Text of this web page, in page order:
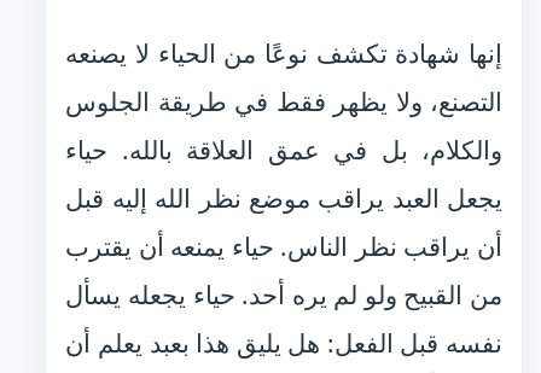
إنها شهادة تكشف نوعًا من الحياء لا يصنعه
التصنع، ولا يظهر فقط في طريقة الجلوس
والكلام، بل في عمق العلاقة بالله. حياء
يجعل العبد يراقب موضع نظر الله إليه قبل
أن يراقب نظر الناس. حياء يمنعه أن يقترب
من القبيح ولو لم يره أحد. حياء يجعله يسأل
نفسه قبل الفعل: هل يليق هذا بعبد يعلم أن